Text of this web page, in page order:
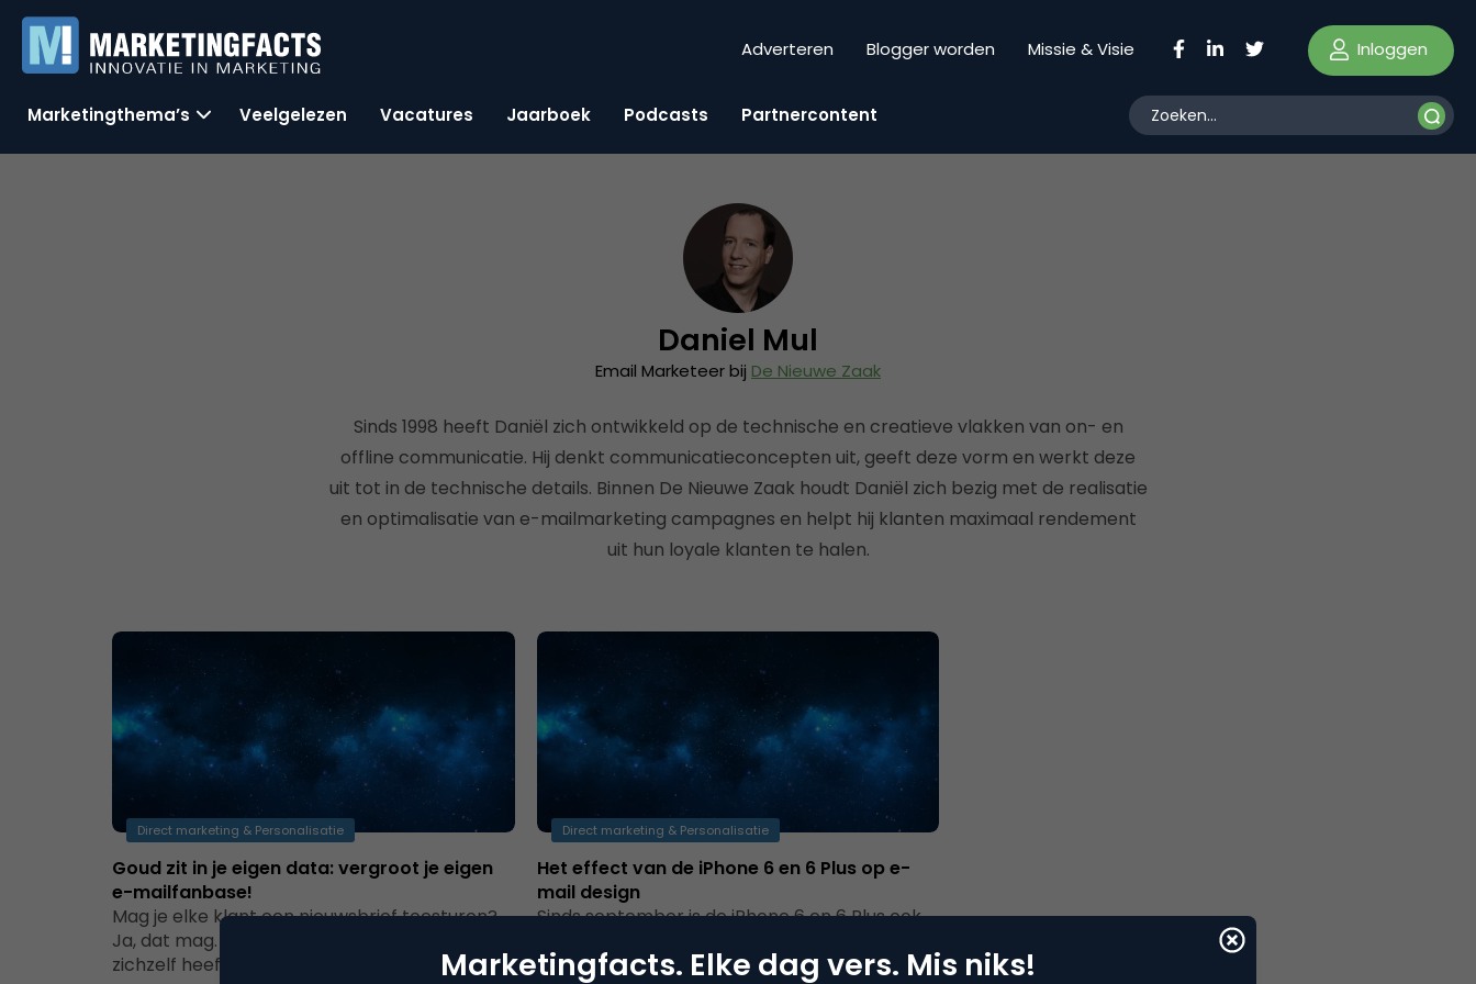
Adverteren Blogger worden Missie & Visie Inloggen
Marketingthema’s Veelgelezen Vacatures Jaarboek Podcasts Partnercontent
Daniel Mul
Email Marketeer bij De Nieuwe Zaak
Sinds 1998 heeft Daniël zich ontwikkeld op de technische en creatieve vlakken van on- en
offline communicatie. Hij denkt communicatieconcepten uit, geeft deze vorm en werkt deze
uit tot in de technische details. Binnen De Nieuwe Zaak houdt Daniël zich bezig met de realisatie
en optimalisatie van e-mailmarketing campagnes en helpt hij klanten maximaal rendement
uit hun loyale klanten te halen.
Direct marketing & Personalisatie
Goud zit in je eigen data: vergroot je eigen
e-mailfanbase!
Mag je elke klant een nieuwsbrief toesturen?
Ja, dat mag. Dit mag natuurlijk als iemand
zichzelf heeft aangemeld, maar ook…
Direct marketing & Personalisatie
Het effect van de iPhone 6 en 6 Plus op e-
mail design
Sinds september is de iPhone 6 en 6 Plus ook
is dat beide toestellen…
Marketingfacts. Elke dag vers. Mis niks!